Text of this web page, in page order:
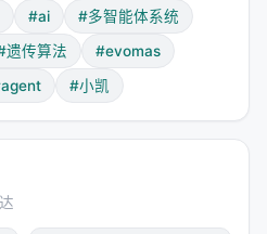
EvoMAS
58.7%
#ai
#多智能体系统
遗传算法
#evomas
#小凯